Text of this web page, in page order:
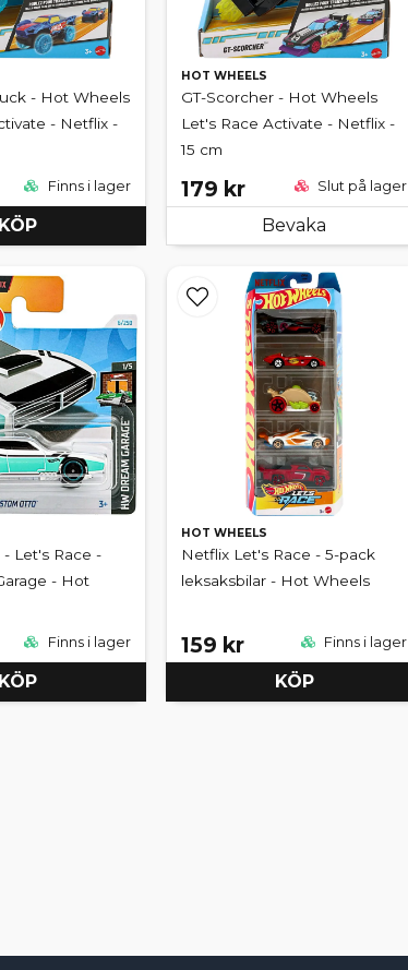
- Hot Wheels
- Netflix -
Finns i lager
KÖP
HOT WHEELS
GT-Scorcher - Hot Wheels
Let's Race Activate - Netflix -
15 cm
179 kr Slut på lager
Bevaka
Let's Race -
- Hot
Finns i lager
KÖP
HOT WHEELS
Netflix Let's Race - 5-pack
leksaksbilar - Hot Wheels
159 kr Finns i lager
KÖP